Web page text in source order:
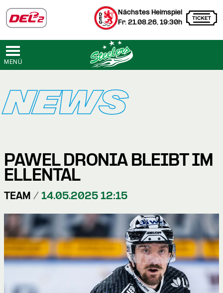
Nächstes Heimspiel
Fr. 21.08.26, 19:30h
MENÜ
NEWS
PAWEL DRONIA BLEIBT IM
ELLENTAL
TEAM / 14.05.2025 12:15